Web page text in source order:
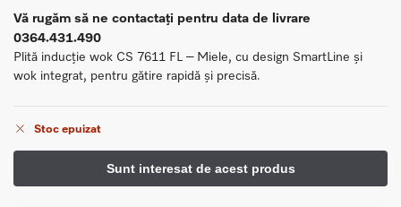
Vă rugăm să ne contactați pentru data de livrare
0364.431.490
Plită inducție wok CS 7611 FL – Miele, cu design SmartLine și
wok integrat, pentru gătire rapidă și precisă.
Stoc epuizat